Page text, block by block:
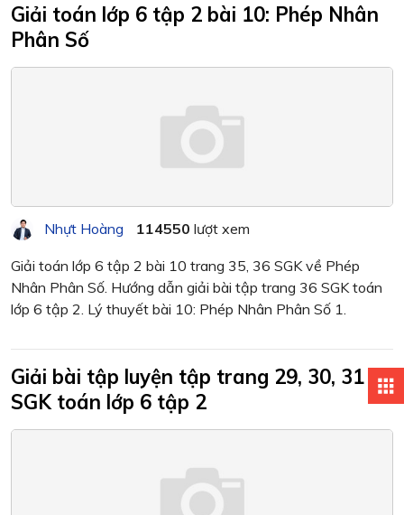
Giải toán lớp 6 tập 2 bài 10: Phép Nhân
Phân Số
Nhựt Hoàng 114550 lượt xem
Giải toán lớp 6 tập 2 bài 10 trang 35, 36 SGK về Phép
Nhân Phân Số. Hướng dẫn giải bài tập trang 36 SGK toán
lớp 6 tập 2. Lý thuyết bài 10: Phép Nhân Phân Số 1.
Giải bài tập luyện tập trang 29, 30, 31
SGK toán lớp 6 tập 2
apps